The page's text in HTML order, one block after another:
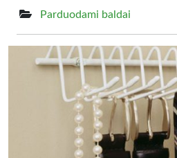
Parduodami baldai